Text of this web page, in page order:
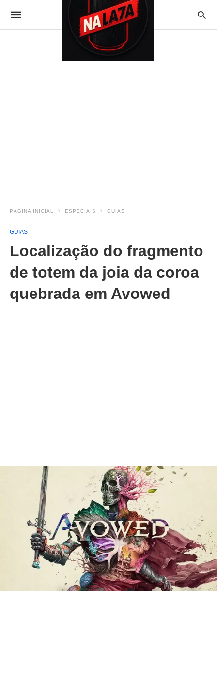
PÁGINA INICIAL ESPECIAIS GUIAS
GUIAS
Localização do fragmento
de totem da joia da coroa
quebrada em Avowed